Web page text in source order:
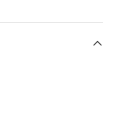
Sie die